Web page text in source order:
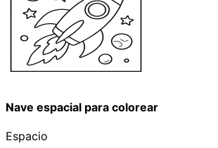
Nave espacial para colorear
Espacio